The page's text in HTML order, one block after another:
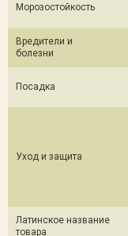
Морозостойкость
Вредители и
болезни
Посадка
Уход и защита
Латинское название
товара